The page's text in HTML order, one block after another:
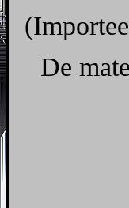
De